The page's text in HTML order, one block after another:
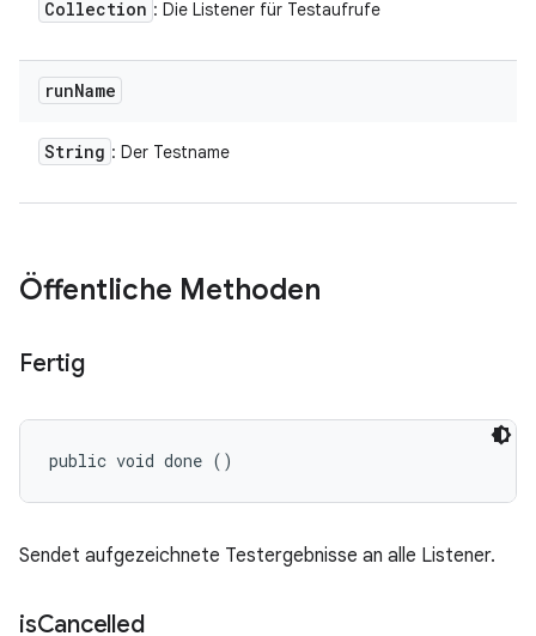
Collection : Die Listener für Testaufrufe
runName
String : Der Testname
Öffentliche Methoden
Fertig
public void done ()
Sendet aufgezeichnete Testergebnisse an alle Listener.
isCancelled